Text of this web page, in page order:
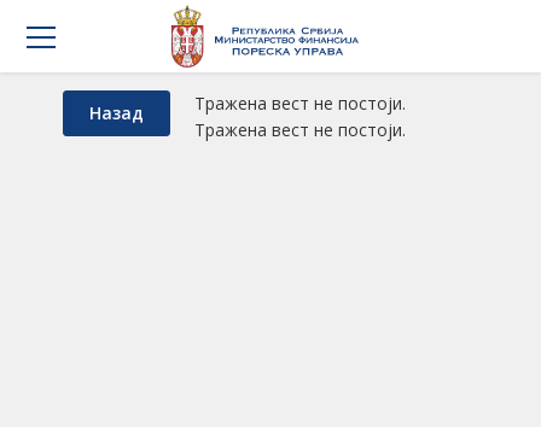
Назад
Тражена вест не постоји.
Тражена вест не постоји.